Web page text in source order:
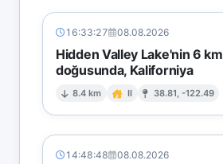
16:33:27 08.08.2026
Hidden Valley Lake'nin 6 km
doğusunda, Kaliforniya
8.4 km II 38.81, -122.49
14:48:48 08.08.2026